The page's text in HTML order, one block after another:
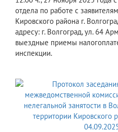
отдела по работе с
Кировского района г.
адресу: г. Волгоград, ул. 64
выездные приемы
инспекции.